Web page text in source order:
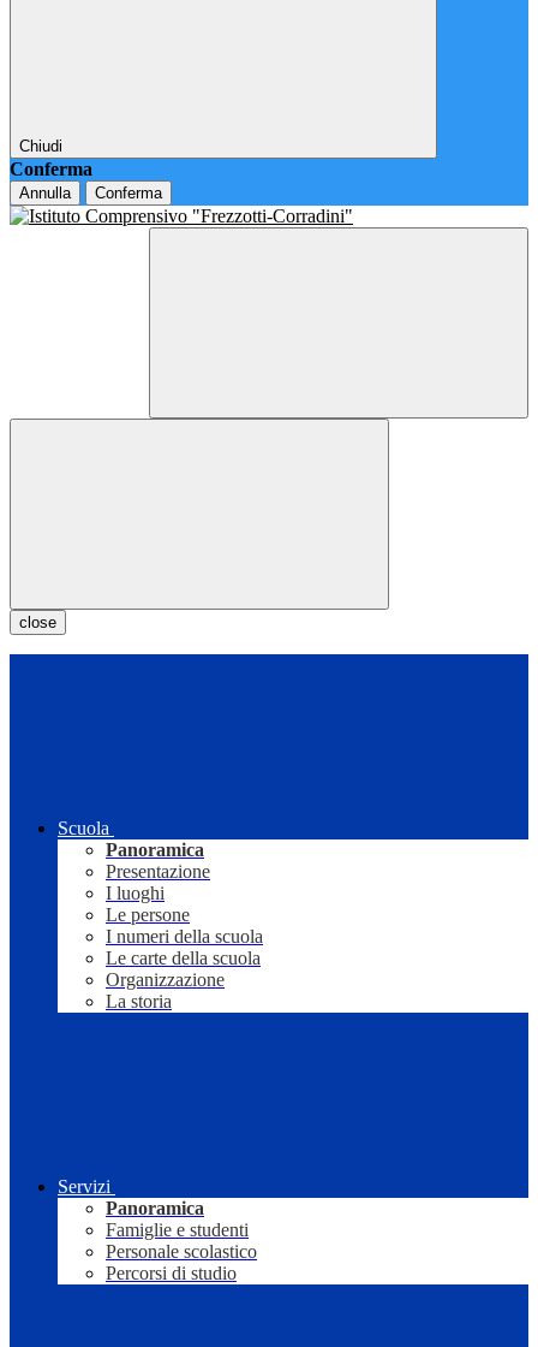
Chiudi
Conferma
Annulla Conferma
close
Scuola
Panoramica
Presentazione
I luoghi
Le persone
I numeri della scuola
Le carte della scuola
Organizzazione
La storia
Servizi
Panoramica
Famiglie e studenti
Personale scolastico
Percorsi di studio